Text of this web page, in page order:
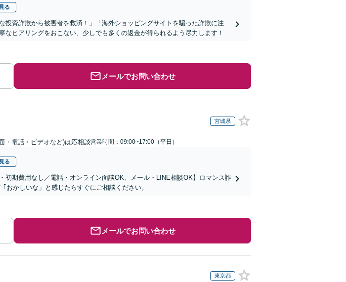
る
投資詐欺から被害者を救済！」「海外ショッピングサイトを騙った詐欺に注
なヒアリングをおこない、少しでも多くの返金が得られるよう尽力します！
メールでお問い合わせ
宮城県
・電話・ビデオなど)は応相談営業時間：09:00~17:00（平日）
る
初期費用なし／電話・オンライン面談OK、メール・LINE相談OK】ロマンス詐
おかしいな」と感じたらすぐにご相談ください。
メールでお問い合わせ
東京都